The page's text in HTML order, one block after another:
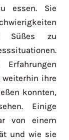
essen. Sie
Süßes zu
weiterhin ihre
konnten,
Einige
von einem
und wie sie